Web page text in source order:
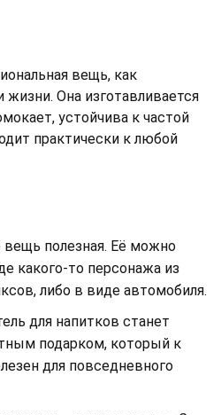
вещь, как
жизни. Она изготавливается
устойчива к частой
практически к любой
полезная. Её можно
какого-то персонажа из
либо в виде автомобиля.
для напитков станет
подарком, который к
для повседневного